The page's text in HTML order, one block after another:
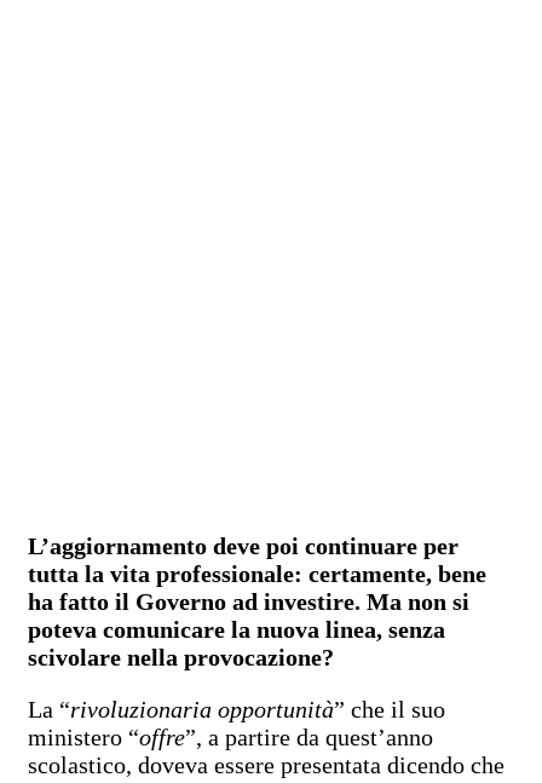
L’aggiornamento deve poi continuare per
tutta la vita professionale: certamente, bene
ha fatto il Governo ad investire. Ma non si
poteva comunicare la nuova linea, senza
scivolare nella provocazione?
La “rivoluzionaria opportunità” che il suo
ministero “offre”, a partire da quest’anno
scolastico, doveva essere presentata dicendo che